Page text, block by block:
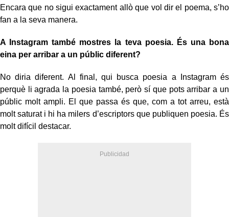
Encara que no sigui exactament allò que vol dir el poema, s’ho
fan a la seva manera.
A Instagram també mostres la teva poesia. És una bona
eina per arribar a un públic diferent?
No diria diferent. Al final, qui busca poesia a Instagram és
perquè li agrada la poesia també, però sí que pots arribar a un
públic molt ampli. El que passa és que, com a tot arreu, està
molt saturat i hi ha milers d’escriptors que publiquen poesia. És
molt difícil destacar.